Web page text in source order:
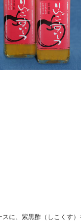
に、紫黒酢（しこくす）